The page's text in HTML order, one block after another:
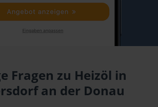
Fragen zu Heizöl in
an der Donau